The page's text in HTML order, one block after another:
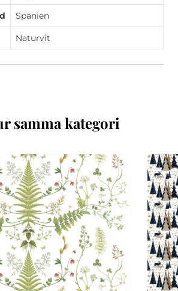
Spanien
Naturvit
samma kategori